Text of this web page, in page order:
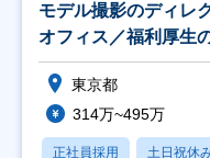
モデル撮影のディレ
オフィス／福利厚生
東京都
314万~495万
正社員採用 土日祝休